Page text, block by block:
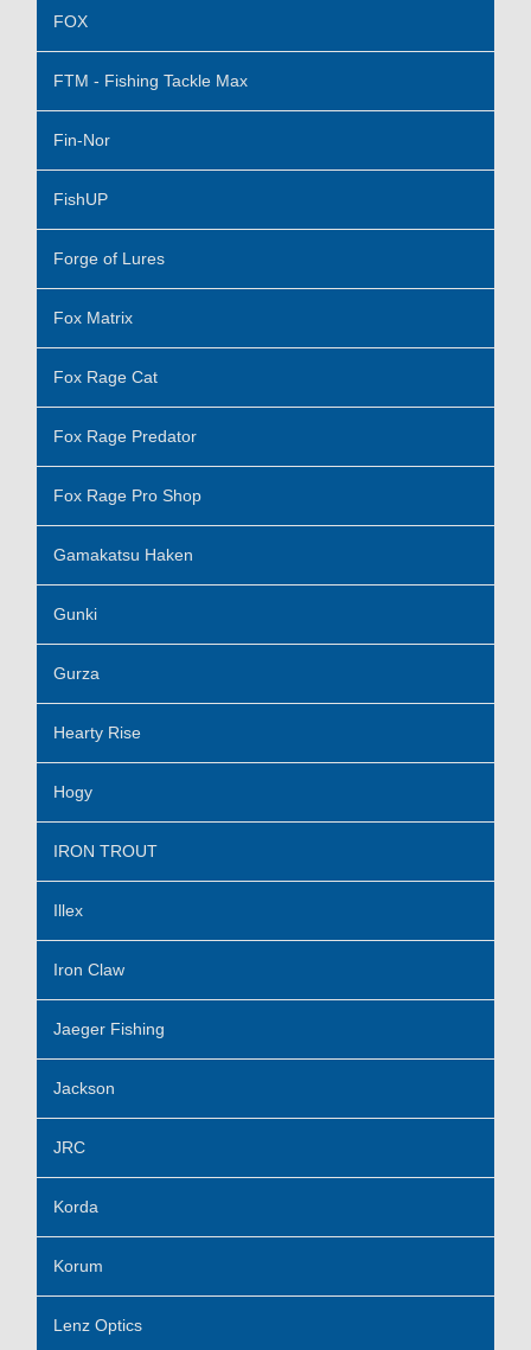
FOX
FTM - Fishing Tackle Max
Fin-Nor
FishUP
Forge of Lures
Fox Matrix
Fox Rage Cat
Fox Rage Predator
Fox Rage Pro Shop
Gamakatsu Haken
Gunki
Gurza
Hearty Rise
Hogy
IRON TROUT
Illex
Iron Claw
Jaeger Fishing
Jackson
JRC
Korda
Korum
Lenz Optics